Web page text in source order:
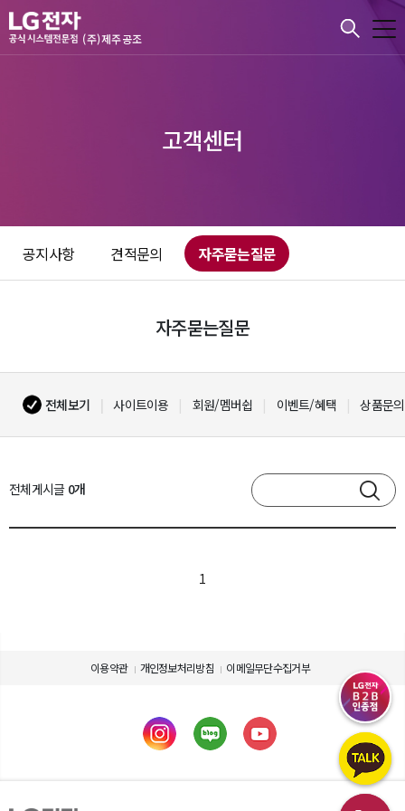
본문바로가기
(주)제주공조
고객센터
공지사항 견적문의 자주묻는질문
자주묻는질문
전체보기 사이트이용 회원/멤버쉽 이벤트/혜택 상품문의
전체게시글 0개
1
이용약관 개인정보처리방침 이메일무단수집거부